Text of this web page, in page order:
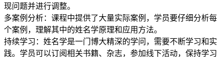
现问题并进行调整。
多案例分析：课程中提供了大量实际案例，学员要仔细分析每
个案例，理解其中的姓名学原理和应用方法。
持续学习：姓名学是一门博大精深的学问，需要不断学习和实
践。学员可以订阅相关书籍、杂志，参加线下活动，保持学习